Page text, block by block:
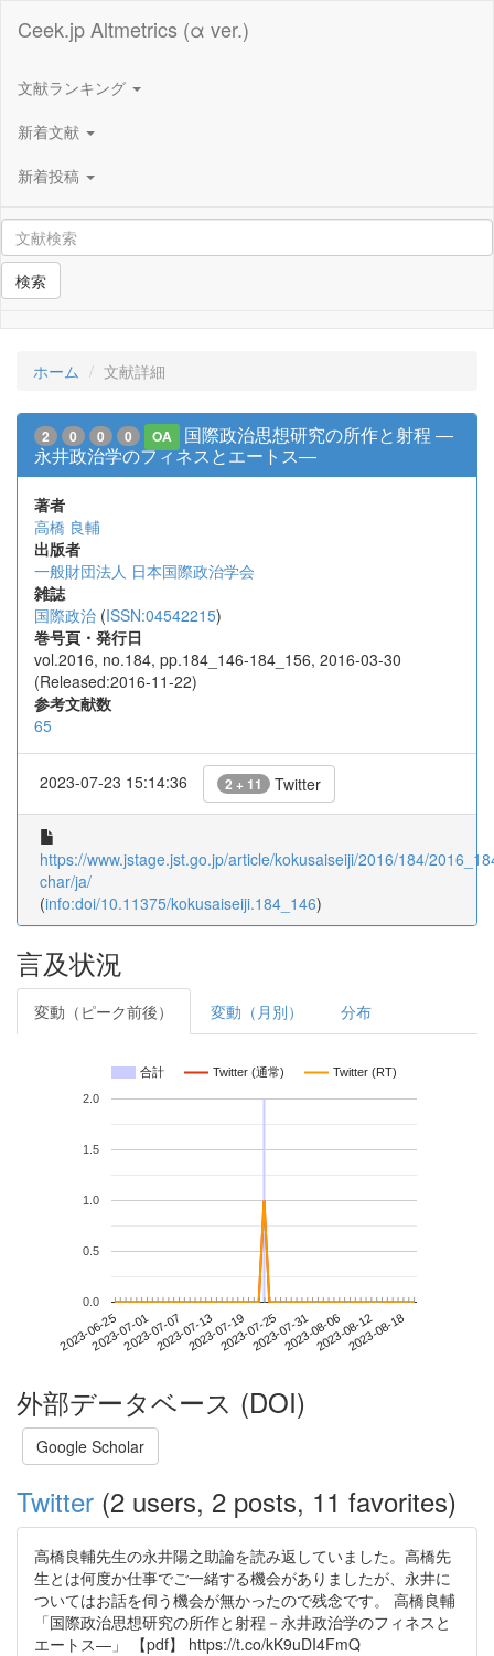
Ceek.jp Altmetrics (α ver.)
文献ランキング
新着文献
新着投稿
検索
ホーム 文献詳細
2 0 0 0 OA
国際政治思想研究の所作と射程 ―
永井政治学のフィネスとエートス―
著者
高橋 良輔
出版者
一般財団法人 日本国際政治学会
雑誌
国際政治 (ISSN:04542215)
巻号頁・発行日
vol.2016, no.184, pp.184_146-184_156, 2016-03-30
(Released:2016-11-22)
参考文献数
65
2023-07-23 15:14:36 2 + 11 Twitter
https://www.jstage.jst.go.jp/article/kokusaiseiji/2016/184/
char/ja/
(info:doi/10.11375/kokusaiseiji.184_146)
言及状況
変動（ピーク前後） 変動（月別） 分布
合計 Twitter (通常) Twitter (RT)
2023-06-252023-07-012023-07-072023-07-132023-07-192023-07-252023-07-312023-08-062023-08-122023-08-18
0.0
0.5
1.0
1.5
2.0
外部データベース (DOI)
Google Scholar
Twitter (2 users, 2 posts, 11 favorites)
高橋良輔先生の永井陽之助論を読み返していました。高橋先
生とは何度か仕事でご一緒する機会がありましたが、永井に
ついてはお話を伺う機会が無かったので残念です。 高橋良輔
「国際政治思想研究の所作と射程－永井政治学のフィネスと
エートス―」 【pdf】 https://t.co/kK9uDI4FmQ